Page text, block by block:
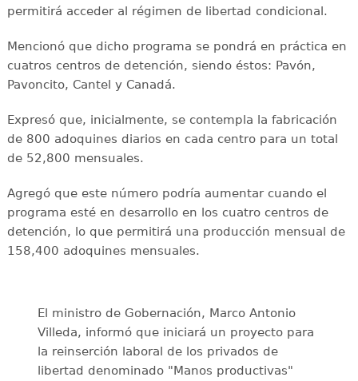
permitirá acceder al régimen de libertad condicional.
Mencionó que dicho programa se pondrá en práctica en
cuatros centros de detención, siendo éstos: Pavón,
Pavoncito, Cantel y Canadá.
Expresó que, inicialmente, se contempla la fabricación
de 800 adoquines diarios en cada centro para un total
de 52,800 mensuales.
Agregó que este número podría aumentar cuando el
programa esté en desarrollo en los cuatro centros de
detención, lo que permitirá una producción mensual de
158,400 adoquines mensuales.
El ministro de Gobernación, Marco Antonio
Villeda, informó que iniciará un proyecto para
la reinserción laboral de los privados de
libertad denominado "Manos productivas"